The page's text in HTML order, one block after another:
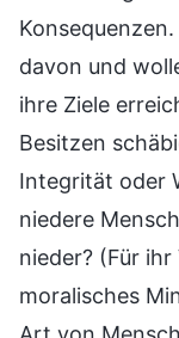
davon und
ihre Ziele
Besitzen
Integrität oder
niedere
nieder? (Für
moralisches